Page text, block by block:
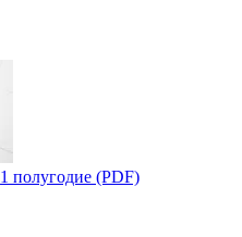
1 полугодие (PDF)